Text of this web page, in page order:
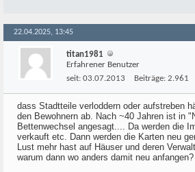
22.04.2025, 13:45
titan1981
Erfahrener Benutzer
seit: 03.07.2013 Beiträge: 2.961
dass Stadtteile verloddern oder aufstreben
den Bewohnern ab. Nach ~40 Jahren ist in
Bettenwechsel angesagt.... Da werden die
verkauft etc. Dann werden die Karten neu
Lust mehr hast auf Häuser und deren
warum dann wo anders damit neu